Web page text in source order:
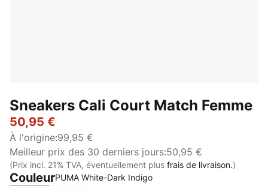
Sneakers Cali Court Match Femme
50,95 €
À l'origine:99,95 €
Meilleur prix des 30 derniers jours:50,95 €
(Prix incl. 21% TVA, éventuellement plus frais de livraison.)
CouleurPUMA White-Dark Indigo